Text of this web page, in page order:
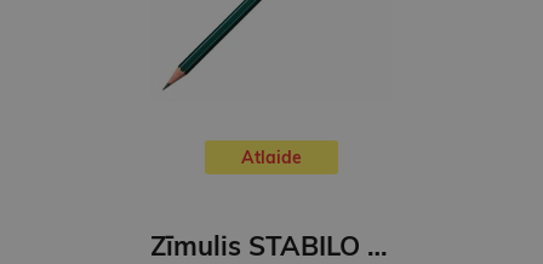
Atlaide
Zīmulis STABILO OTHELLO ar dzēšgumiju | 2988/HB